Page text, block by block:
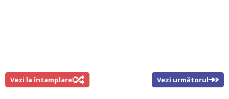
Vezi la întamplare! Vezi următorul